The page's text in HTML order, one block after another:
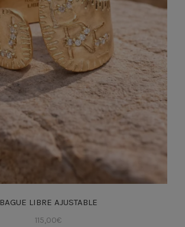
BAGUE LIBRE AJUSTABLE
115,00€